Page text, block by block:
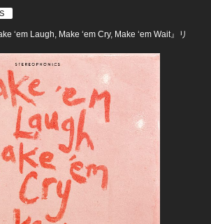
‘em Laugh, Make ‘em Cry, Make ‘em Wait』リ